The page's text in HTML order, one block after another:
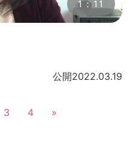
1：11
公開2022.03.19
3 4 »